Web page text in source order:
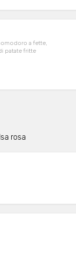
a fette,
patate fritte
rosa